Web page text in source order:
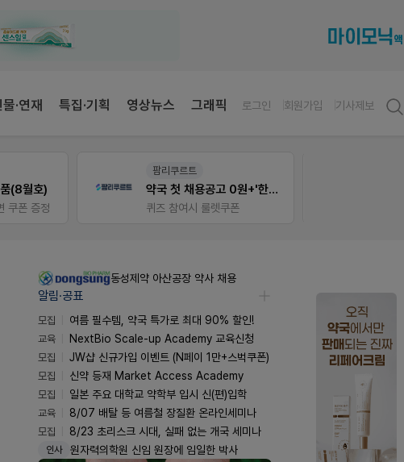
·연재 특집·기획 영상뉴스 그래픽 로그인 회원가입 기사제보
(8월호)
쿠폰 증정
팜리쿠르트
약국 첫 채용공고 0원+'한번 더' 무료 연장
퀴즈 참여시 룰렛쿠폰
동성제약 아산공장 약사 채용
알림·공표
모집
여름 필수템, 약국 특가로 최대 90% 할인!
교육
NextBio Scale-up Academy 교육신청
모집
JW샵 신규가입 이벤트 (N페이 1만+스벅쿠폰)
모집
신약 등재 Market Access Academy
모집
일본 주요 대학교 약학부 입시 신(편)입학
교육
8/07 배탈 등 여름철 장질환 온라인세미나
모집
8/23 초리스크 시대, 실패 없는 개국 세미나
인사 원자력의학원 신임 원장에 임일한 박사